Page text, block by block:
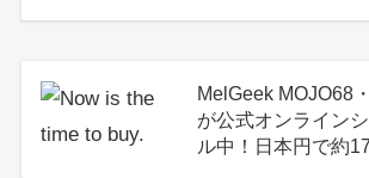
MelGeek MOJO68
が公式オンライン
ル中！日本円で約